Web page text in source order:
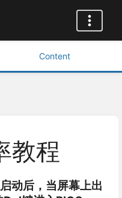
Content
教程
动后，当屏幕上出